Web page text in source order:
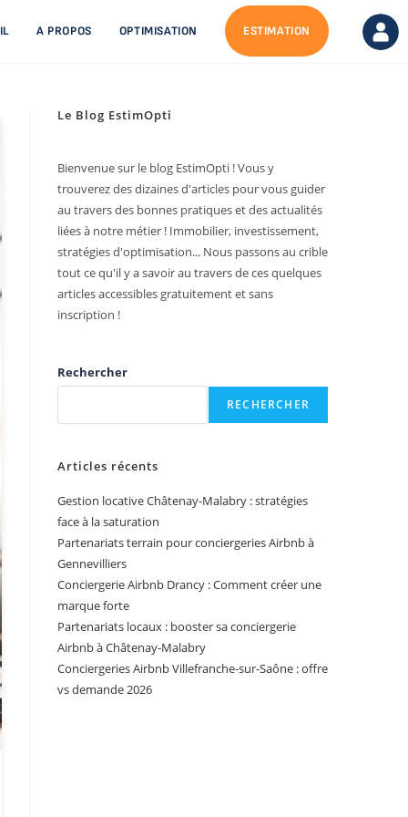
A PROPOS OPTIMISATION ESTIMATION
Le Blog EstimOpti
Bienvenue sur le blog EstimOpti ! Vous y
trouverez des dizaines d'articles pour vous guider
au travers des bonnes pratiques et des actualités
liées à notre métier ! Immobilier, investissement,
stratégies d'optimisation... Nous passons au crible
tout ce qu'il y a savoir au travers de ces quelques
articles accessibles gratuitement et sans
inscription !
Rechercher
RECHERCHER
Articles récents
Gestion locative Châtenay-Malabry : stratégies
face à la saturation
Partenariats terrain pour conciergeries Airbnb à
Gennevilliers
Conciergerie Airbnb Drancy : Comment créer une
marque forte
Partenariats locaux : booster sa conciergerie
Airbnb à Châtenay-Malabry
Conciergeries Airbnb Villefranche-sur-Saône : offre
vs demande 2026